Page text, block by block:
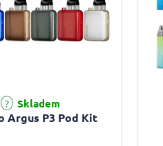
Argus P3 Pod Kit
Skladem